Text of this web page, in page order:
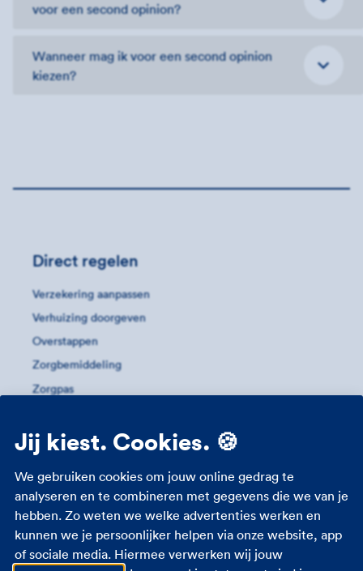
voor een second opinion?
Wanneer mag ik voor een second opinion
kiezen?
Direct regelen
Verzekering aanpassen
Verhuizing doorgeven
Overstappen
Zorgbemiddeling
Zorgpas
Meer informatie
Studenten zorgverzekering
Zorgverzekering 18 jaar
Zorgverzekering zwangerschap
Zorgtoeslag
Eigen bijdrage
Jij kiest. Cookies. 🍪
We gebruiken cookies om jouw online gedrag te
analyseren en te combineren met gegevens die we van je
hebben. Zo weten we welke advertenties werken en
kunnen we je persoonlijker helpen via onze website, app
of sociale media. Hiermee verwerken wij jouw